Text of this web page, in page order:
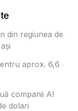
din regiunea de
aprox. 6,6
companii AI
dolari